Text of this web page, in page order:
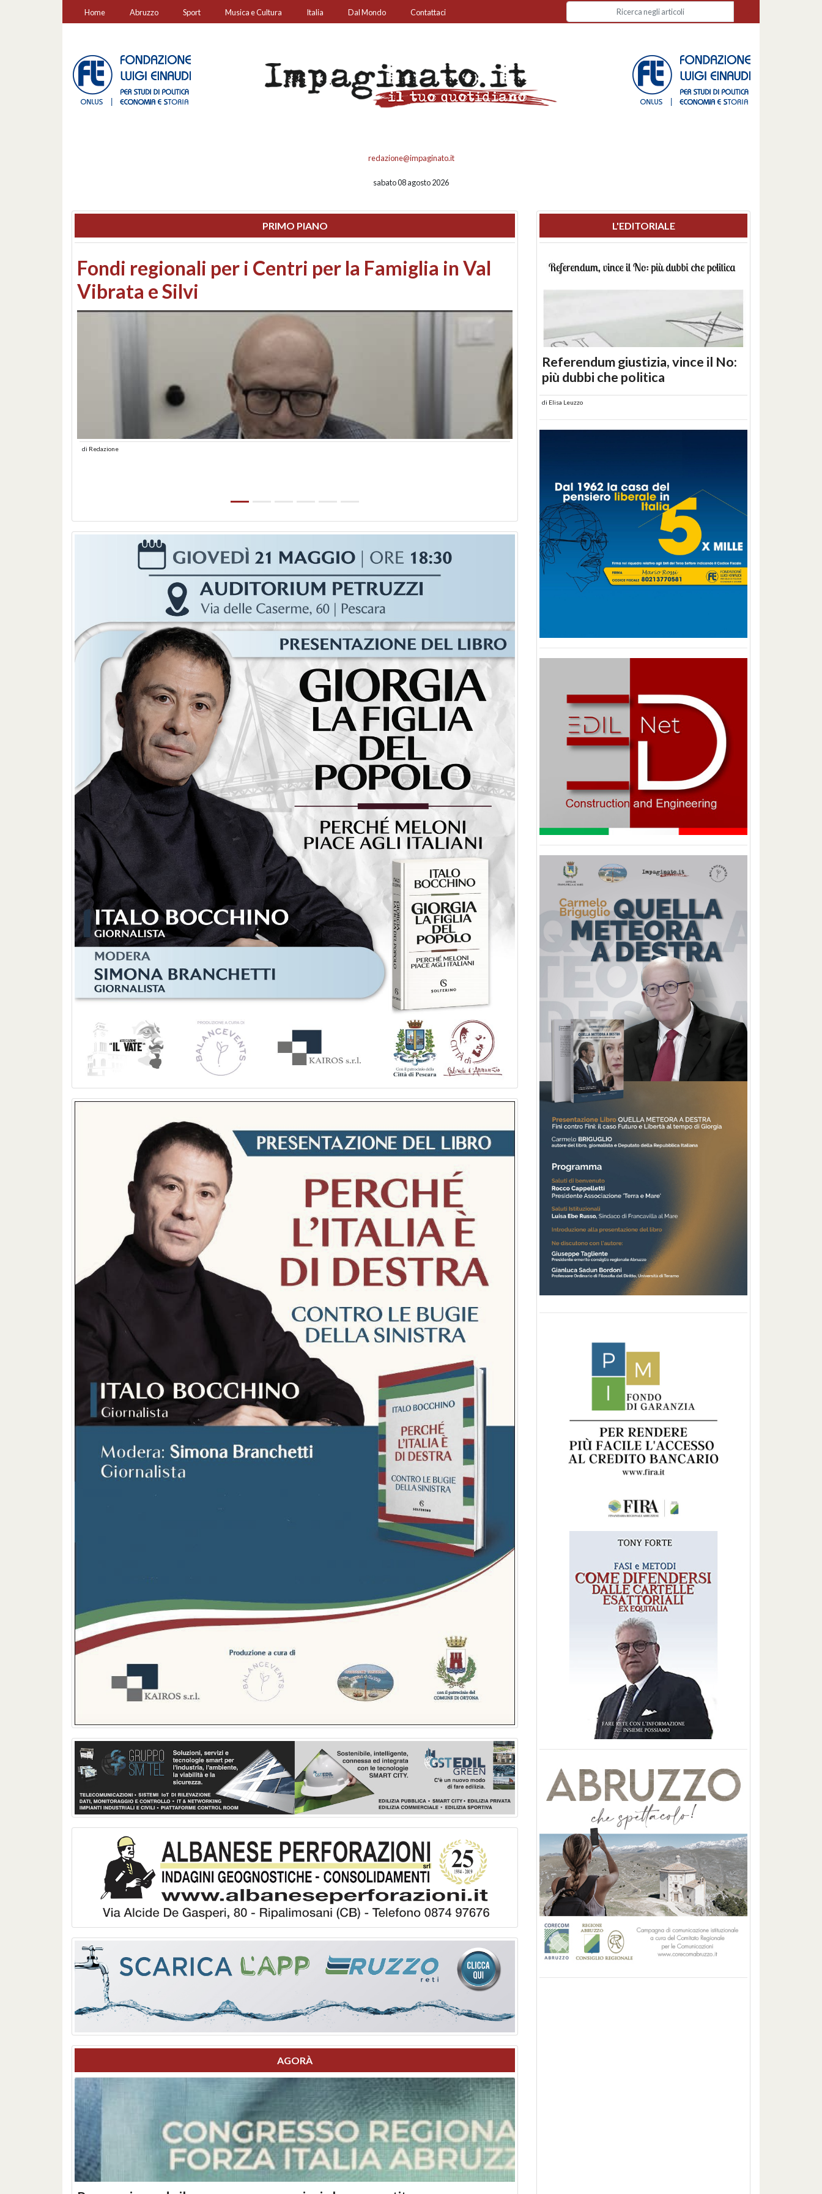
Home Abruzzo Sport Musica e Cultura Italia Dal Mondo Contattaci
redazione@impaginato.it
sabato 08 agosto 2026
PRIMO PIANO
Montesilvano, sequestrato un chiosco sul
lungomare: contestati abusi edilizi e occupazione
abusiva
AGORÀ
L'EDITORIALE
Referendum giustizia, vince il No:
più dubbi che politica
di Elisa Leuzzo